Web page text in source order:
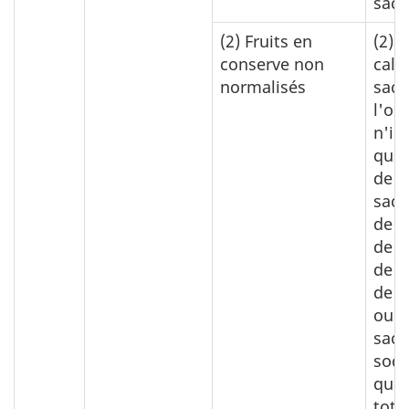
(2) Fruits en
conserve non
normalisés
(2)
l'on
de
de
de
de
de
ou